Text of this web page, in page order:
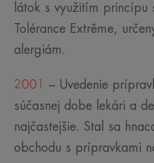
látok s využitím princípu
Tolérance Extrême,
alergiám.
2001
– Uvedenie
súčasnej dobe lekári a
najčastejšie. Stal sa
obchodu s prípravkami